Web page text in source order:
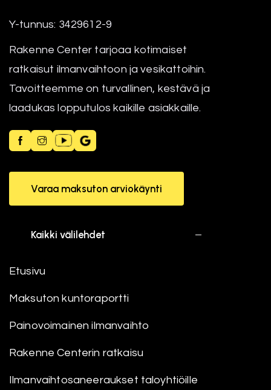
Y-tunnus: 3429612-9
Rakenne Center tarjoaa kotimaiset
ratkaisut ilmanvaihtoon ja vesikattoihin.
Tavoitteemme on turvallinen, kestävä ja
laadukas lopputulos kaikille asiakkaille.
Varaa maksuton arviokäynti
Kaikki välilehdet
Etusivu
Maksuton kuntoraportti
Painovoimainen ilmanvaihto
Rakenne Centerin ratkaisu
Ilmanvaihtosaneeraukset taloyhtiöille